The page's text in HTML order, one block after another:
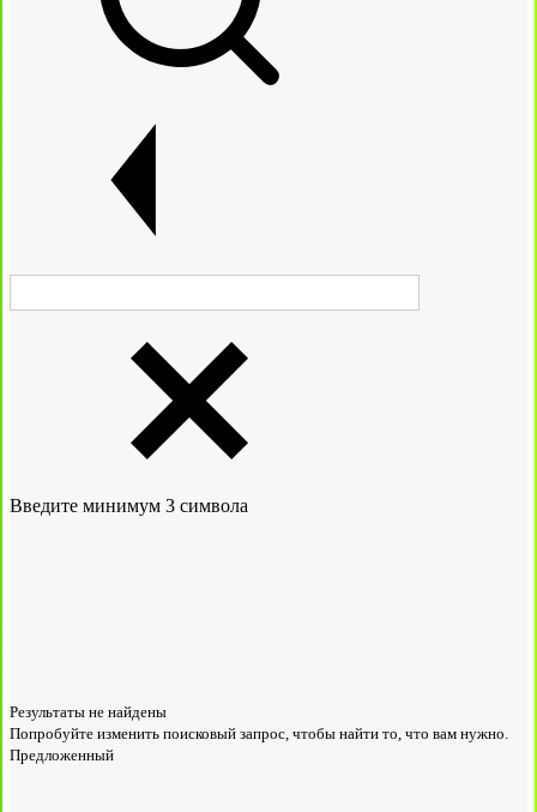
Введите минимум 3 символа
Результаты не найдены
Попробуйте изменить поисковый запрос, чтобы найти то, что вам нужно.
Предложенный